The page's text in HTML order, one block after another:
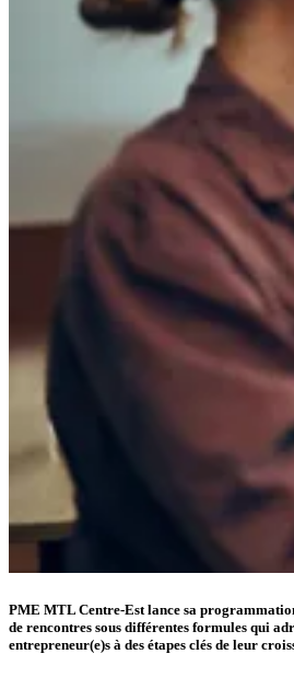
PME MTL Centre-Est lance sa
de rencontres sous différentes formules qui
entrepreneur(e)s à des étapes clés de leur